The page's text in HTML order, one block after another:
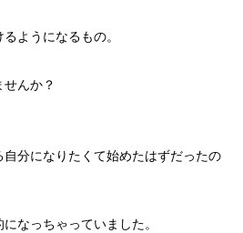
ようになるもの。
せんか？
分になりたくて始めたはずだったの
なっちゃっていました。